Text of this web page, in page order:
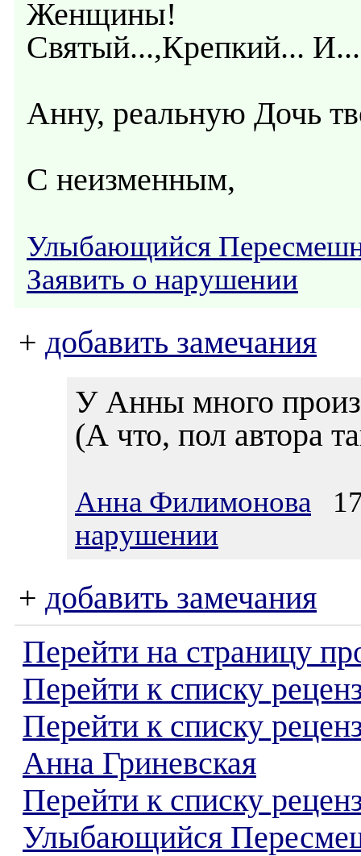
Женщины!
Святый...,Крепкий...
Анну, реальную Дочь
С неизменным,
Улыбающийся
Заявить о нарушении
+ добавить замечания
У Анны много
(А что, пол автора
Анна Филимонова
нарушении
+ добавить замечания
Перейти на страницу
Перейти к списку
Перейти к списку
Анна Гриневская
Перейти к списку
Улыбающийся